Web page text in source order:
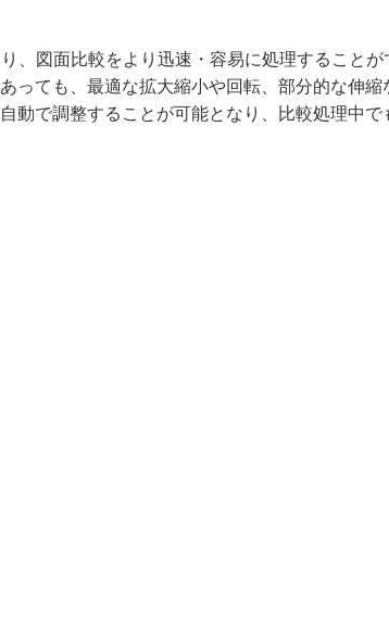
、図⾯⽐較をより迅速・容易に処理することが
っても、最適な拡⼤縮⼩や回転、部分的な伸
動で調整することが可能となり、⽐較処理中